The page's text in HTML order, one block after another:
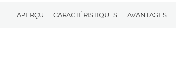
APERÇU CARACTÉRISTIQUES AVANTAGES